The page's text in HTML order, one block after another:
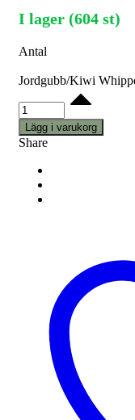
I lager (604 st)
Antal
Jordgubb/Kiwi
Lägg i varukorg
Share